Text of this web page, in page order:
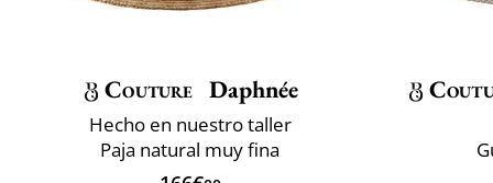
Couture Daphnée
Hecho en nuestro taller
Paja natural muy fina